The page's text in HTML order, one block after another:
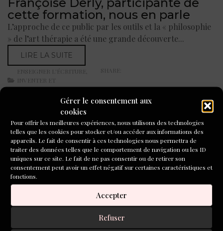
Gérer le consentement aux
cookies
Pour offrir les meilleures expériences, nous utilisons des technologies
telles que les cookies pour stocker et/ou accéder aux informations des
appareils. Le fait de consentir à ces technologies nous permettra de
traiter des données telles que le comportement de navigation ou les ID
uniques sur ce site. Le fait de ne pas consentir ou de retirer son
consentement peut avoir un effet négatif sur certaines caractéristiques et
fonctions.
Accepter
Refuser
Françoise Derly, participante de
cette formation, nous en parle
L’approche de ce public par les outils et la « philosophie
» de l’art thérapie a été une grande découverte...
LIRE LA SUITE
ENSEIGNER L'ÉCRITURE ,
INVENTER ET
ACCOMPAGNER
SHARE: